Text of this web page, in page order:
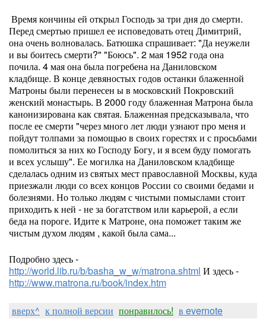
Время кончины ей открыл Господь за три дня до смерти.
Перед смертью пришел ее исповедовать отец Димитрий,
она очень волновалась. Батюшка спрашивает: "Да неужели
и вы боитесь смерти?" "Боюсь". 2 мая 1952 года она
почила. 4 мая она была погребена на Даниловском
кладбище. В конце девяностых годов останки блаженной
Матроны были перенесен ы в московский Покровский
женский монастырь. В 2000 году блаженная Матрона была
канонизирована как святая. Блаженная предсказывала, что
после ее смерти "через много лет люди узнают про меня и
пойдут толпами за помощью в своих горестях и с просьбами
помолиться за них ко Господу Богу, и я всем буду помогать
и всех услышу". Ее могилка на Даниловском кладбище
сделалась одним из святых мест православной Москвы, куда
приезжали люди со всех концов России со своими бедами и
болезнями. Но только людям с чистыми помыслами стоит
приходить к ней - не за богатством или карьерой, а если
беда на пороге. Идите к Матроне, она поможет таким же
чистым духом людям , какой была сама...
Подробно здесь -
http://world.lib.ru/b/basha_w_w/matrona.shtml И здесь -
http://www.matrona.ru/book/index.htm
вверх^ к полной версии понравилось! в evernote